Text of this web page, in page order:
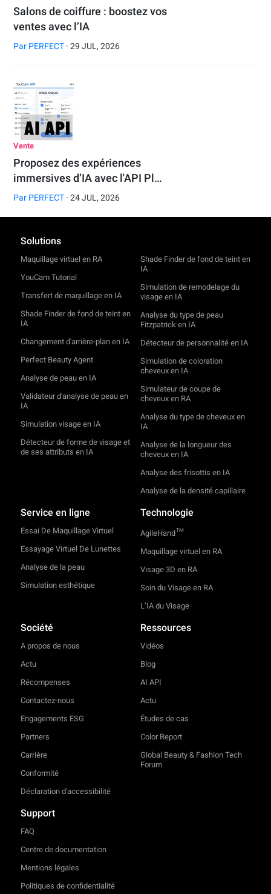
Salons de coiffure : boostez vos
ventes avec l’IA
Par PERFECT · 29 JUL, 2026
Vente
Proposez des expériences
immersives d’IA avec l'API Pl…
Par PERFECT · 24 JUL, 2026
Solutions
Maquillage virtuel en RA
YouCam Tutorial
Transfert de maquillage en IA
Shade Finder de fond de teint en
IA
Changement d'arrière-plan en IA
Perfect Beauty Agent
Analyse de peau en IA
Validateur d'analyse de peau en
IA
Simulation visage en IA
Détecteur de forme de visage et
de ses attributs en IA
Shade Finder de fond de teint en
IA
Simulation de remodelage du
visage en IA
Analyse du type de peau
Fitzpatrick en IA
Détecteur de personnalité en IA
Simulation de coloration
cheveux en IA
Simulateur de coupe de
cheveux en RA
Analyse du type de cheveux en
IA
Analyse de la longueur des
cheveux en IA
Analyse des frisottis en IA
Analyse de la densité capillaire
Service en ligne
Essai De Maquillage Virtuel
Essayage Virtuel De Lunettes
Analyse de la peau
Simulation esthétique
Technologie
AgileHandTM
Maquillage virtuel en RA
Visage 3D en RA
Soin du Visage en RA
L’IA du Visage
Société
A propos de nous
Actu
Récompenses
Contactez-nous
Engagements ESG
Partners
Carrière
Conformité
Déclaration d'accessibilité
Ressources
Vidéos
Blog
AI API
Actu
Études de cas
Color Report
Global Beauty & Fashion Tech
Forum
Support
FAQ
Centre de documentation
Mentions légales
Politiques de confidentialité